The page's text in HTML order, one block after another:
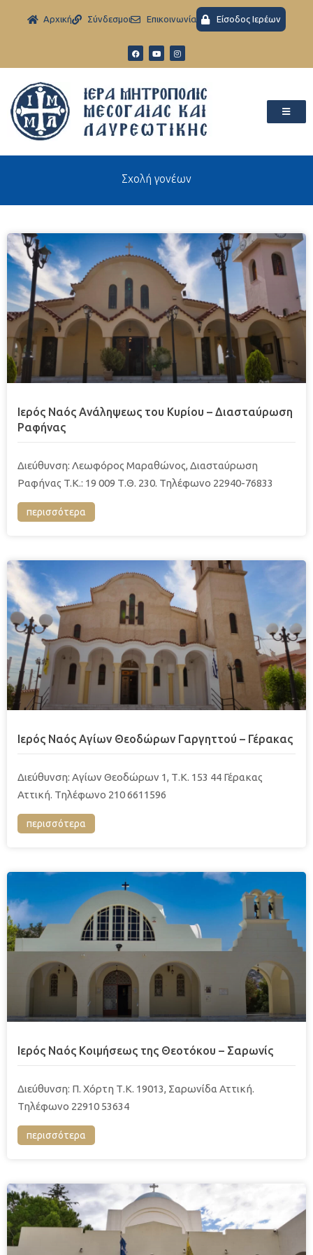
Aρχική Σύνδεσμοι Eπικοινωνία Είσοδος Ιερέων
Σχολή γονέων
Ιερός Ναός Ανάληψεως του Κυρίου – Διασταύρωση
Ραφήνας
Διεύθυνση: Λεωφόρος Μαραθώνος, Διασταύρωση
Ραφήνας T.K.: 19 009 Τ.Θ. 230. Τηλέφωνο 22940-76833
περισσότερα
Ιερός Ναός Αγίων Θεοδώρων Γαργηττού – Γέρακας
Διεύθυνση: Αγίων Θεοδώρων 1, Τ.Κ. 153 44 Γέρακας
Αττική. Τηλέφωνο 210 6611596
περισσότερα
Ιερός Ναός Κοιμήσεως της Θεοτόκου – Σαρωνίς
Διεύθυνση: Π. Χόρτη Τ.Κ. 19013, Σαρωνίδα Αττική.
Τηλέφωνο 22910 53634
περισσότερα